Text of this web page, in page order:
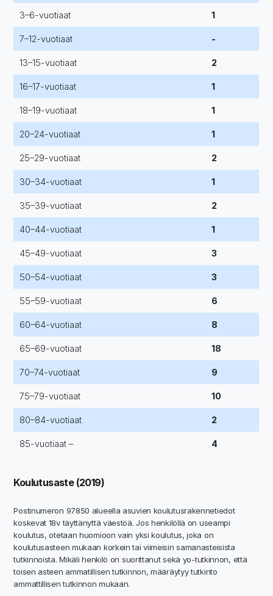
3–6-vuotiaat 1
7–12-vuotiaat -
13–15-vuotiaat 2
16–17-vuotiaat 1
18–19-vuotiaat 1
20–24-vuotiaat 1
25–29-vuotiaat 2
30–34-vuotiaat 1
35–39-vuotiaat 2
40–44-vuotiaat 1
45–49-vuotiaat 3
50–54-vuotiaat 3
55–59-vuotiaat 6
60–64-vuotiaat 8
65–69-vuotiaat 18
70–74-vuotiaat 9
75–79-vuotiaat 10
80–84-vuotiaat 2
85-vuotiaat – 4
Koulutusaste (2019)
Postinumeron 97850 alueella asuvien koulutusrakennetiedot
koskevat 18v täyttänyttä väestöä. Jos henkilöllä on useampi
koulutus, otetaan huomioon vain yksi koulutus, joka on
koulutusasteen mukaan korkein tai viimeisin samanasteisista
tutkinnoista. Mikäli henkilö on suorittanut sekä yo-tutkinnon, että
toisen asteen ammatillisen tutkinnon, määräytyy tutkinto
ammattillisen tutkinnon mukaan.